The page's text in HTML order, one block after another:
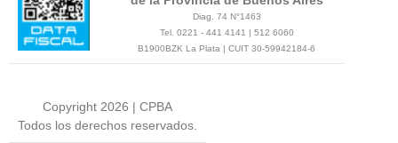
Diag. 74 N°1463
Tel. 0221 - 441 4141 | 512 6060
B1900BZK La Plata | CUIT 30-59942184-6
Copyright 2026 | CPBA
Todos los derechos reservados.